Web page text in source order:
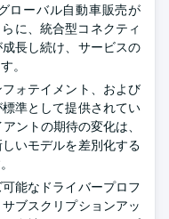
ローバル自動車販売が
に、統合型コネクティ
長し続け、サービスの
。
ォテイメント、および
準として提供されてい
ントの期待の変化は、
いモデルを差別化する
能なドライバープロフ
ブスクリプションアッ